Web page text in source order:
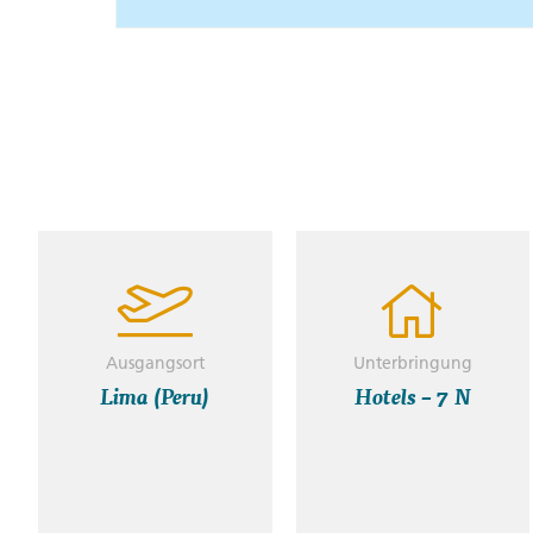
Ausgangsort
Lima (Peru)
Unterbringung
Hotels – 7 N